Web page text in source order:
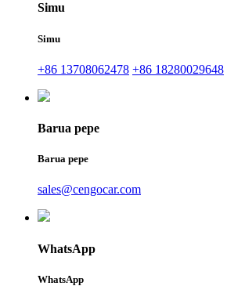
Simu
Simu
+86 13708062478 +86 18280029648
Barua pepe
Barua pepe
sales@cengocar.com
WhatsApp
WhatsApp